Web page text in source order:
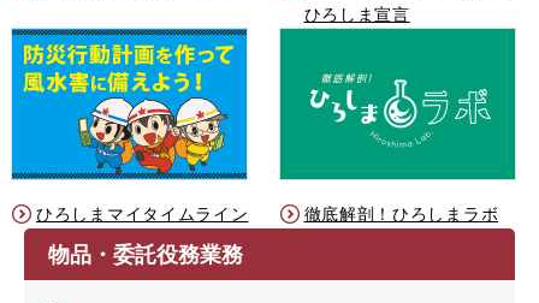
ひろしま宣言
ひろしまマイタイムライン 徹底解剖！ひろしまラボ
物品・委託役務業務